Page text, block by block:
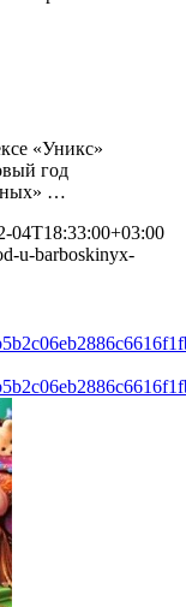
«Уникс»
год
…
04T18:33:00+03:00
u-barboskinyx-